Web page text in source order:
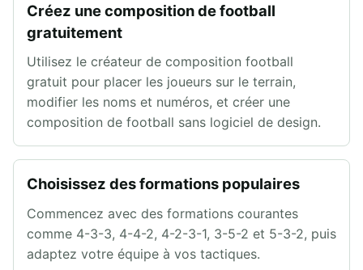
Créez une composition de football
gratuitement
Utilisez le créateur de composition football
gratuit pour placer les joueurs sur le terrain,
modifier les noms et numéros, et créer une
composition de football sans logiciel de design.
Choisissez des formations populaires
Commencez avec des formations courantes
comme 4-3-3, 4-4-2, 4-2-3-1, 3-5-2 et 5-3-2, puis
adaptez votre équipe à vos tactiques.